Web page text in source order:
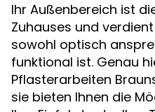
Ihr Außenbereich ist
Zuhauses und
sowohl optisch
funktional ist. Genau
Pflasterarbeiten
sie bieten Ihnen die